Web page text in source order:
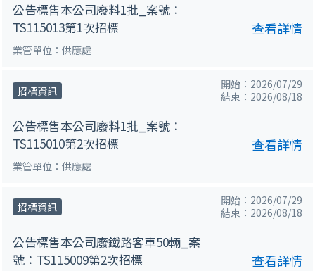
公告標售本公司廢料1批_案號：
TS115013第1次招標
業管單位：供應處
查看詳情
招標資訊
開始：2026/07/29
結束：2026/08/18
公告標售本公司廢料1批_案號：
TS115010第2次招標
業管單位：供應處
查看詳情
招標資訊
開始：2026/07/29
結束：2026/08/18
公告標售本公司廢鐵路客車50輛_案
號：TS115009第2次招標
查看詳情